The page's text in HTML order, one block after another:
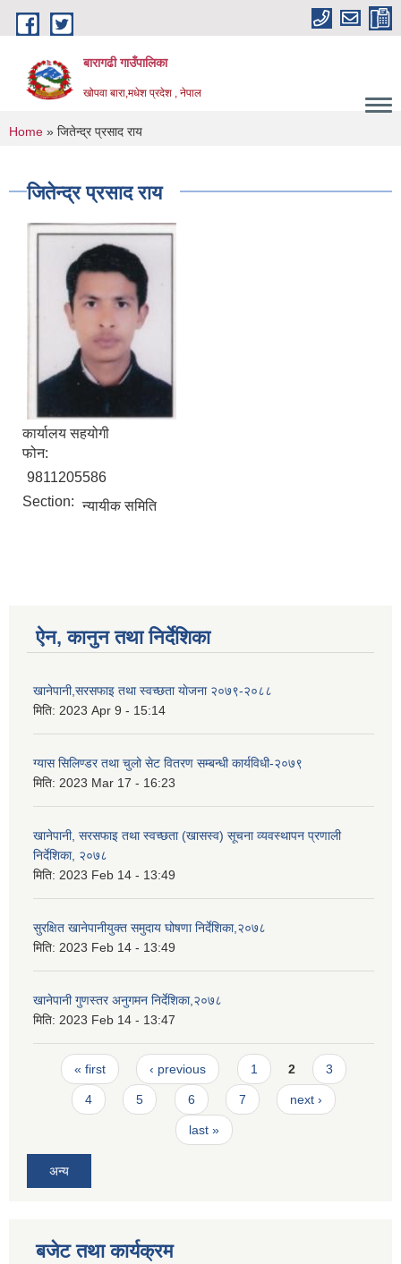
Skip to main content
बारागढी गाउँपालिका
खोपवा बारा,मधेश प्रदेश , नेपाल
You are here
Home » जितेन्द्र प्रसाद राय
जितेन्द्र प्रसाद राय
कार्यालय सहयोगी
फोन:
9811205586
Section: न्यायीक समिति
ऐन, कानुन तथा निर्देशिका
खानेपानी,सरसफाइ तथा स्वच्छता याेजना २०७९-२०८८
मिति: 2023 Apr 9 - 15:14
ग्यास सिलिण्डर तथा चुलो सेट वितरण सम्बन्धी कार्यविधी-२०७९
मिति: 2023 Mar 17 - 16:23
खानेपानी, सरसफाइ तथा स्वच्छता (खासस्व) सूचना व्यवस्थापन प्रणाली
निर्देशिका, २०७८
मिति: 2023 Feb 14 - 13:49
सुरक्षित खानेपानीयुक्त समुदाय घोषणा निर्देशिका,२०७८
मिति: 2023 Feb 14 - 13:49
खानेपानी गुणस्तर अनुगमन निर्देशिका,२०७८
मिति: 2023 Feb 14 - 13:47
Pages
« first ‹ previous 1 2 3
4 5 6 7 next ›
last »
अन्य
बजेट तथा कार्यक्रम